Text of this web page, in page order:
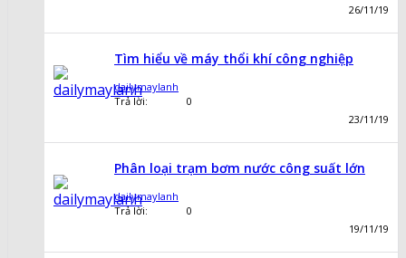
26/11/19
Tìm hiểu về máy thổi khí công nghiệp
dailymaylanh
Trả lời:
0
23/11/19
Phân loại trạm bơm nước công suất lớn
dailymaylanh
Trả lời:
0
19/11/19